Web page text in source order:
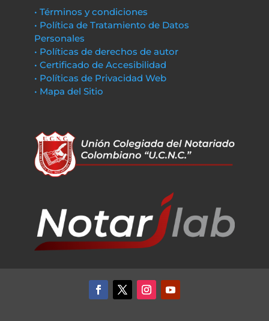
• Términos y condiciones
• Política de Tratamiento de Datos
Personales
• Políticas de derechos de autor
• Certificado de Accesibilidad
• Políticas de Privacidad Web
• Mapa del Sitio